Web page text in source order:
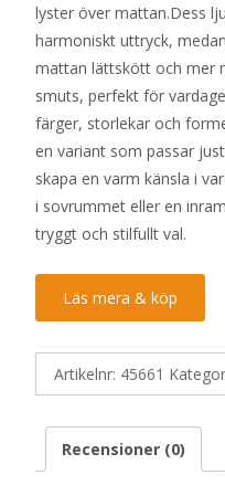
lyster över mattan.Dess
harmoniskt uttryck,
mattan lättskött och mer
smuts, perfekt för
färger, storlekar och
en variant som passar
skapa en varm känsla i
i sovrummet eller en
tryggt och stilfullt val.
Läs mera & köp
Artikelnr: 45661
Recensioner (0)